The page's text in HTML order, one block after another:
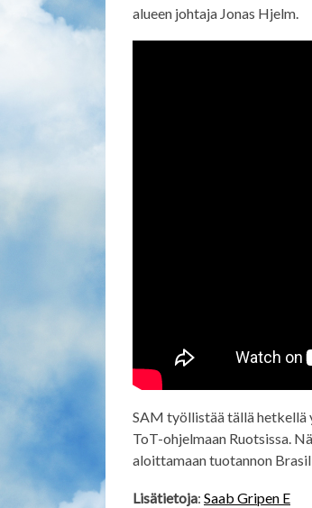
alueen johtaja Jonas Hjelm.
SAM työllistää tällä hetkellä
ToT-ohjelmaan Ruotsissa.
aloittamaan tuotannon
Lisätietoja: Saab Gripen E